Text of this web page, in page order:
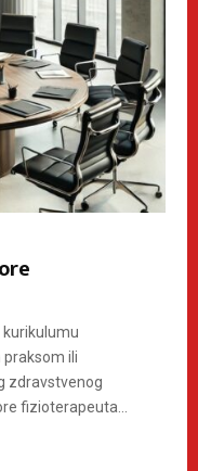
kurikulumu
ili
zdravstvenog
fizioterapeuta...